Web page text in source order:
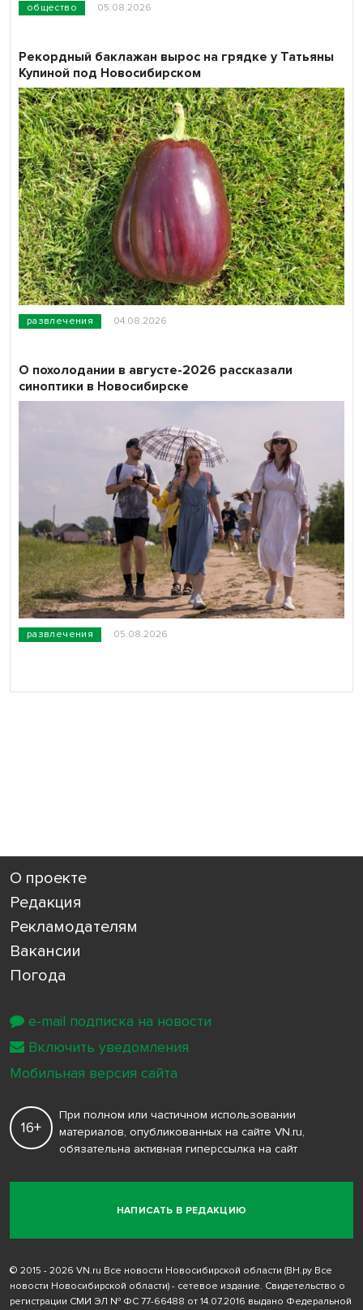
общество 05.08.2026
развлечения 04.08.2026
Рекордный баклажан вырос на грядке у Татьяны
Купиной под Новосибирском
развлечения 05.08.2026
О похолодании в августе-2026 рассказали
синоптики в Новосибирске
О проекте
Редакция
Рекламодателям
Вакансии
Погода
НАПИСАТЬ В РЕДАКЦИЮ
16+
При полном или частичном использовании
материалов, опубликованных на сайте VN.ru,
обязательна активная гиперссылка на сайт
© 2015 - 2026 VN.ru Все новости Новосибирской области (ВН.ру Все
новости Новосибирской области) - сетевое издание. Свидетельство о
регистрации СМИ ЭЛ № ФС 77-66488 от 14.07.2016 выдано Федеральной
e-mail подписка на новости
Включить уведомления
Мобильная версия сайта